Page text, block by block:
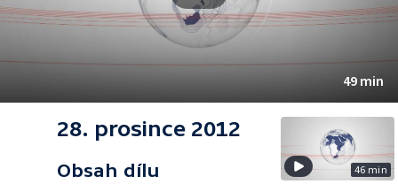
49 min
28. prosince 2012
Obsah dílu
46 min